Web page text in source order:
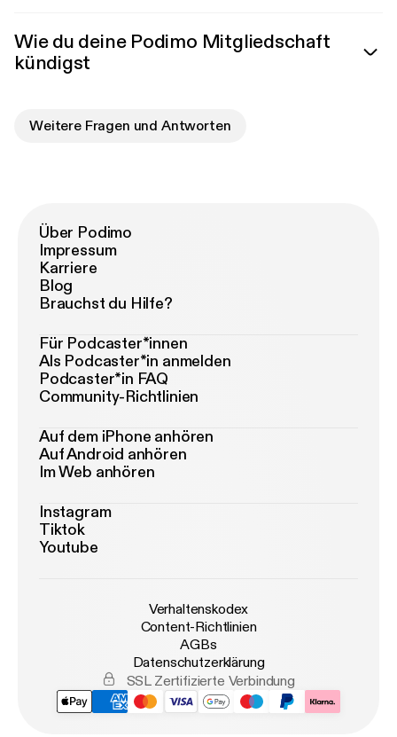
Wie du deine Podimo Mitgliedschaft
kündigst
Weitere Fragen und Antworten
Über Podimo
Impressum
Karriere
Blog
Brauchst du Hilfe?
Für Podcaster*innen
Als Podcaster*in anmelden
Podcaster*in FAQ
Community-Richtlinien
Auf dem iPhone anhören
Auf Android anhören
Im Web anhören
Instagram
Tiktok
Youtube
Verhaltenskodex
Content-Richtlinien
AGBs
Datenschutzerklärung
SSL Zertifizierte Verbindung